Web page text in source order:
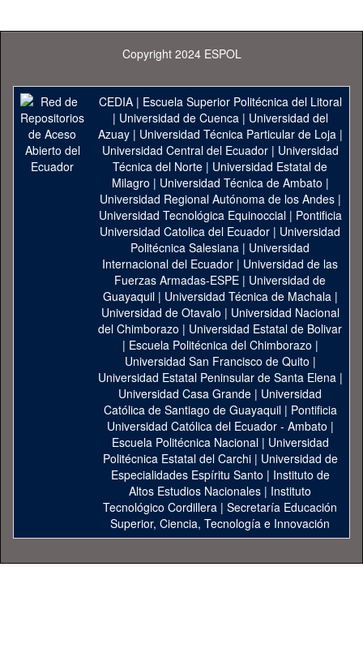
Copyright 2024 ESPOL
CEDIA| Escuela Superior Politécnica del Litoral
| Universidad de Cuenca| Universidad del
Azuay| Universidad Técnica Particular de Loja|
Universidad Central del Ecuador| Universidad
Técnica del Norte | Universidad Estatal de
Milagro | Universidad Técnica de Ambato |
Universidad Regional Autónoma de los Andes|
Universidad Tecnológica Equinoccial| Pontificia
Universidad Catolica del Ecuador | Universidad
Politécnica Salesiana | Universidad
Internacional del Ecuador | Universidad de las
Fuerzas Armadas-ESPE | Universidad de
Guayaquil| Universidad Técnica de Machala|
Universidad de Otavalo | Universidad Nacional
del Chimborazo | Universidad Estatal de Bolivar
| Escuela Politécnica del Chimborazo |
Universidad San Francisco de Quito |
Universidad Estatal Peninsular de Santa Elena|
Universidad Casa Grande | Universidad
Católica de Santiago de Guayaquil| Pontificia
Universidad Católica del Ecuador - Ambato |
Escuela Politécnica Nacional| Universidad
Politécnica Estatal del Carchi| Universidad de
Especialidades Espíritu Santo | Instituto de
Altos Estudios Nacionales | Instituto
Tecnológico Cordillera | Secretaría Educación
Superior, Ciencia, Tecnología e Innovación